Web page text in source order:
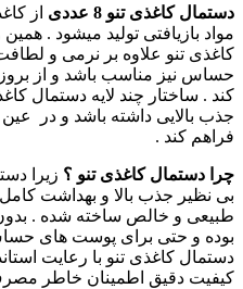
دستمال کاغذی تنو 8 عددی
مواد بازیافتی تولید میشود .
کاغذی تنو علاوه بر نرمی و
حساس نیز مناسب باشد و از
کند . ساختار چند لایه دستمال
جذب بالایی داشته باشد و در
فراهم کند .
چرا دستمال کاغذی تنو ؟ زیرا
بی نظیر جذب بالا و بهداشت
طبیعی و خالص ساخته شده .
بوده و حتی برای پوست های
دستمال کاغذی تنو با رعایت
کیفیت دقیق اطمینان خاطر